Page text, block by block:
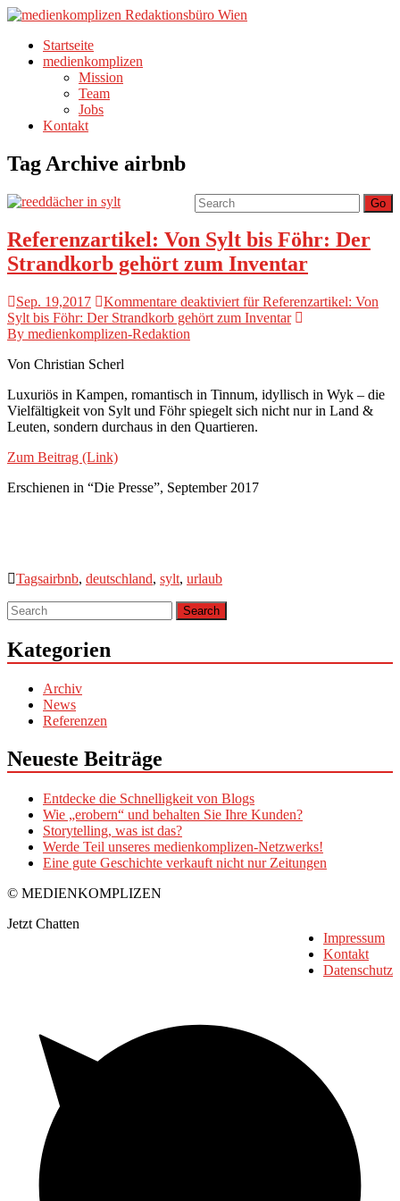
Startseite
medienkomplizen
Mission
Team
Jobs
Kontakt
Tag Archive airbnb
Go
Referenzartikel: Von Sylt bis Föhr: Der
Strandkorb gehört zum Inventar
Sep. 19,2017 Kommentare deaktiviert für Referenzartikel: Von
Sylt bis Föhr: Der Strandkorb gehört zum Inventar
By medienkomplizen-Redaktion
Von Christian Scherl
Luxuriös in Kampen, romantisch in Tinnum, idyllisch in Wyk – die
Vielfältigkeit von Sylt und Föhr spiegelt sich nicht nur in Land &
Leuten, sondern durchaus in den Quartieren.
Zum Beitrag (Link)
Erschienen in “Die Presse”, September 2017
Tagsairbnb, deutschland, sylt, urlaub
Kategorien
Archiv
News
Referenzen
Neueste Beiträge
Entdecke die Schnelligkeit von Blogs
Wie „erobern“ und behalten Sie Ihre Kunden?
Storytelling, was ist das?
Werde Teil unseres medienkomplizen-Netzwerks!
Eine gute Geschichte verkauft nicht nur Zeitungen
© MEDIENKOMPLIZEN
Impressum
Kontakt
Datenschutz
Jetzt Chatten